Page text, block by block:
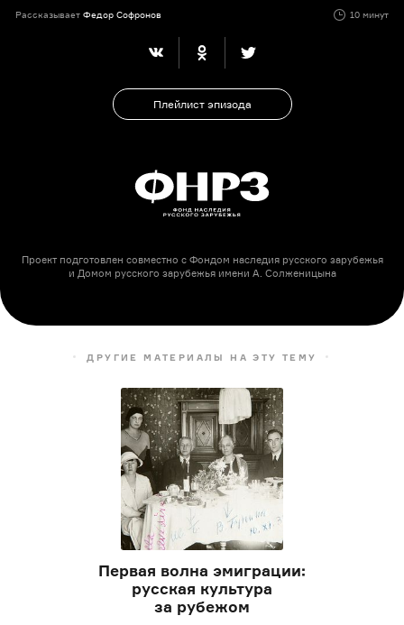
Рассказывает Федор Софронов 10 минут
Плейлист эпизода
Проект подготовлен совместно с Фондом наследия русского зарубежья
и Домом русского зарубежья имени А. Солженицына
ДРУГИЕ МАТЕРИАЛЫ НА ЭТУ ТЕМУ
Первая волна эмиграции:
русская культура
за рубежом